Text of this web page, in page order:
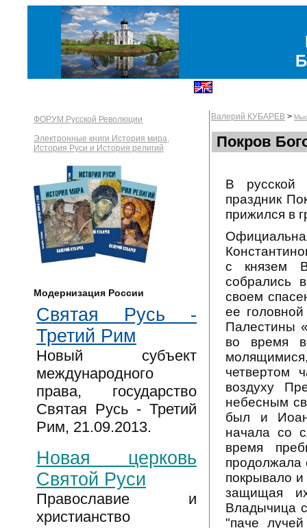
ФОРУМ Русской Революции
Электронные книги История мира,
История Руси и История религий
Модернизация России
Святая Русь -
Третий Рим
Новый субъект
международного
права, государство
Святая Русь - Третий
Рим, 21.09.2013.
Новая церковь
Святой Руси
Православие и
христианство
Валерий КУБАРЕВ >
Покров
В русской
праздник
прижился в
с князем
собрались
своем
ее
Палестины
во время
четвертом
воздуху
небесным
был и
начала со
время
продолжала
покрывало
защищая
Владычица
"паче